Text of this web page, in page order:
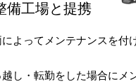
備工場と提携
よってメンテナンスを付
し・転勤をした場合にメ